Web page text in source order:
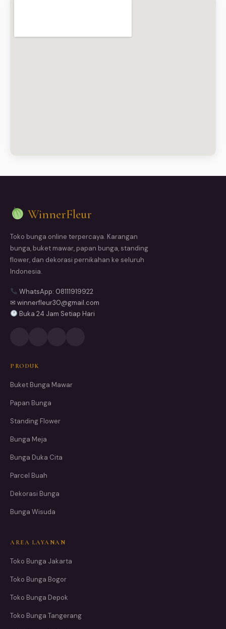
WinnerFleur
Toko bunga online terpercaya. Karangan
bunga, buket mawar, papan bunga, standing
flower, dan dekorasi pernikahan ke seluruh
Indonesia.
WhatsApp: 08111919922
✉ winnerfleur30@gmail.com
Buka 24 Jam Setiap Hari
PRODUK
Buket Bunga Mawar
Papan Bunga
Standing Flower
Bunga Meja
Bunga Duka Cita
Parcel Buah
Dekorasi Bunga
Bunga Wisuda
AREA LAYANAN
Toko Bunga Jakarta
Toko Bunga Bogor
Toko Bunga Depok
Toko Bunga Tangerang